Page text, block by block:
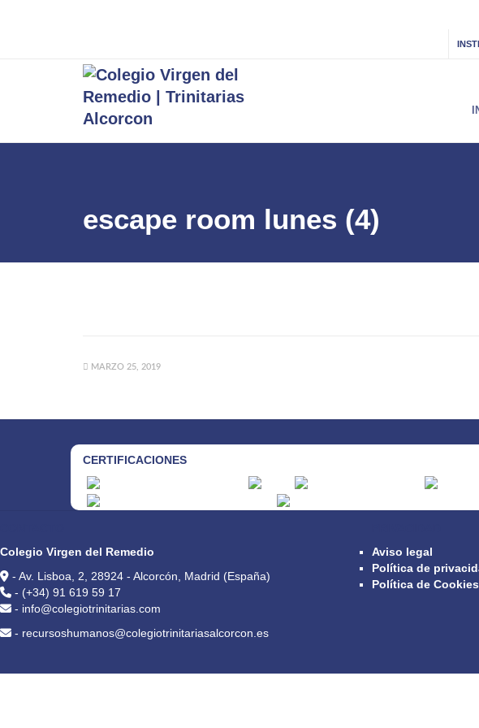
escape room lunes (4)
MARZO 25, 2019
CERTIFICACIONES
Colegio Virgen del Remedio
- Av. Lisboa, 2, 28924 - Alcorcón, Madrid (España)
- (+34) 91 619 59 17
- info@colegiotrinitarias.com
- recursoshumanos@colegiotrinitariasalcorcon.es
Aviso legal
Política de
Política de Cookies